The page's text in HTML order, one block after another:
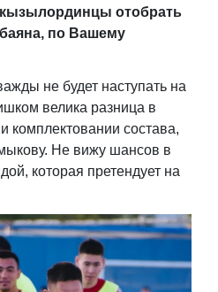
отобрать
по Вашему
не будет наступать на
велика разница в
комплектовании состава,
Не вижу шансов в
которая претендует на